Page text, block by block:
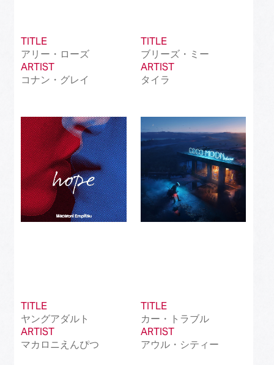
TITLE
アリー・ローズ
ARTIST
コナン・グレイ
TITLE
ブリーズ・ミー
ARTIST
タイラ
TITLE
ヤングアダルト
ARTIST
マカロニえんぴつ
TITLE
カー・トラブル
ARTIST
アウル・シティー